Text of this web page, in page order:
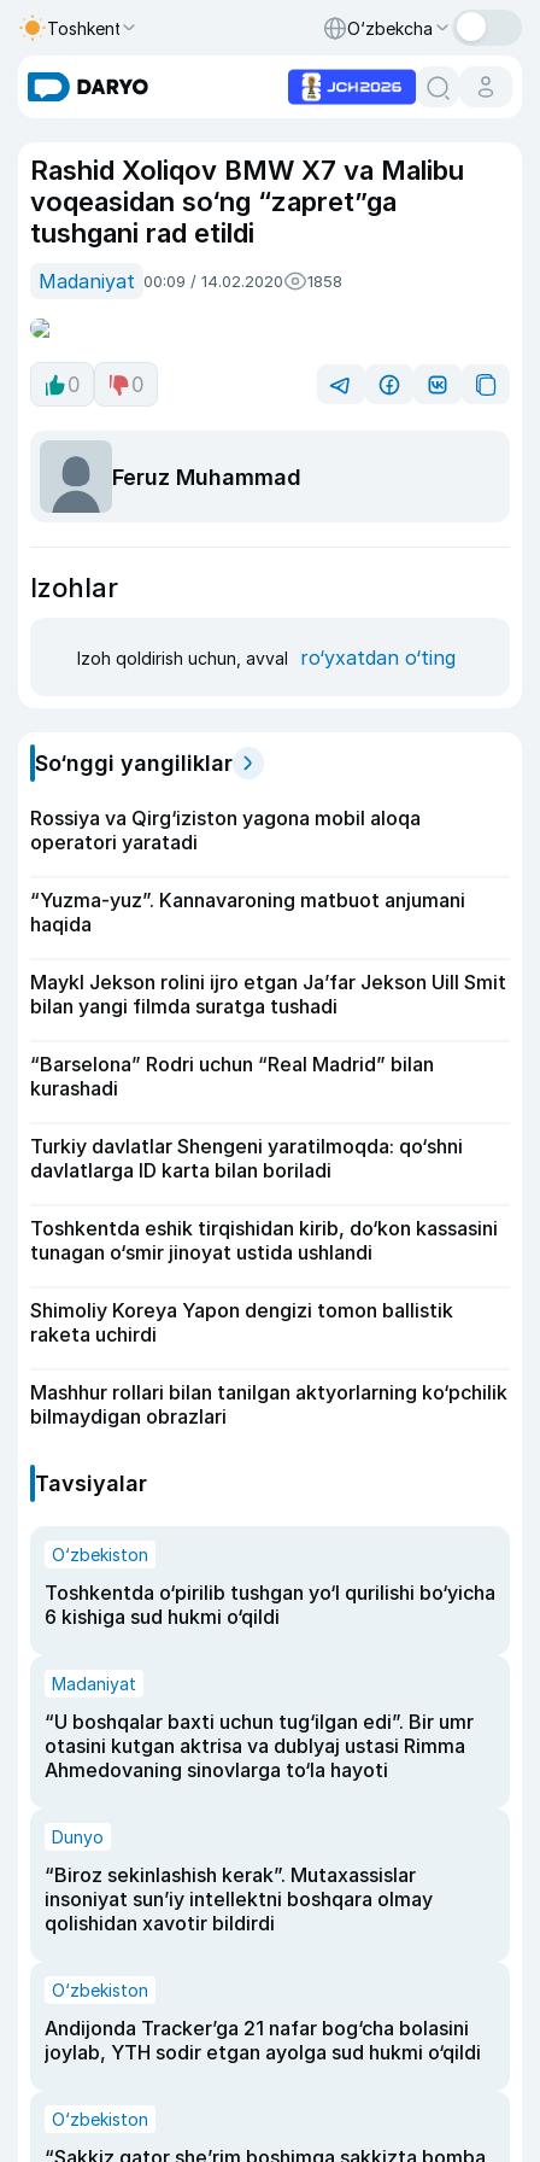
Toshkent O‘zbekcha
Rashid Xoliqov BMW X7 va Malibu
voqeasidan so‘ng “zapret”ga
tushgani rad etildi
Madaniyat 00:09 / 14.02.2020 1858
0 0
Feruz Muhammad
Izohlar
Izoh qoldirish uchun, avval ro‘yxatdan o‘ting
So‘nggi yangiliklar
Rossiya va Qirg‘iziston yagona mobil aloqa
operatori yaratadi
“Yuzma-yuz”. Kannavaroning matbuot anjumani
haqida
Maykl Jekson rolini ijro etgan Ja’far Jekson Uill Smit
bilan yangi filmda suratga tushadi
“Barselona” Rodri uchun “Real Madrid” bilan
kurashadi
Turkiy davlatlar Shengeni yaratilmoqda: qo‘shni
davlatlarga ID karta bilan boriladi
Toshkentda eshik tirqishidan kirib, do‘kon kassasini
tunagan o‘smir jinoyat ustida ushlandi
Shimoliy Koreya Yapon dengizi tomon ballistik
raketa uchirdi
Mashhur rollari bilan tanilgan aktyorlarning ko‘pchilik
bilmaydigan obrazlari
Tavsiyalar
O‘zbekiston
Toshkentda o‘pirilib tushgan yo‘l qurilishi bo‘yicha
6 kishiga sud hukmi o‘qildi
Madaniyat
“U boshqalar baxti uchun tug‘ilgan edi”. Bir umr
otasini kutgan aktrisa va dublyaj ustasi Rimma
Ahmedovaning sinovlarga to‘la hayoti
Dunyo
“Biroz sekinlashish kerak”. Mutaxassislar
insoniyat sun’iy intellektni boshqara olmay
qolishidan xavotir bildirdi
O‘zbekiston
Andijonda Tracker’ga 21 nafar bog‘cha bolasini
joylab, YTH sodir etgan ayolga sud hukmi o‘qildi
O‘zbekiston
“Sakkiz qator she’rim boshimga sakkizta bomba